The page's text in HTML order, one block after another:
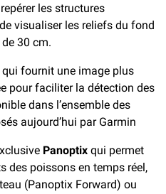
les structures
visualiser les reliefs du fond
de 30 cm.
qui fournit une image plus
pour faciliter la détection des
dans l’ensemble des
aujourd’hui par Garmin
Panoptix qui permet
des poissons en temps réel,
(Panoptix Forward) ou